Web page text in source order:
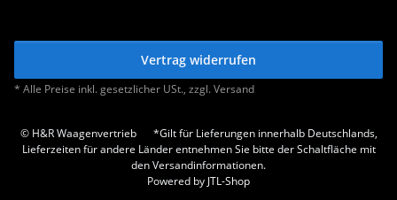
Vertrag widerrufen
* Alle Preise inkl. gesetzlicher USt., zzgl.Versand
© H&R Waagenvertrieb
*Gilt für Lieferungen innerhalb Deutschlands,
Lieferzeiten für andere Länder entnehmen Sie bitte der Schaltfläche mit
den Versandinformationen.
Powered by JTL-Shop